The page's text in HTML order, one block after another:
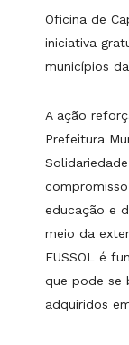
Oficina de
iniciativa
municípios
A ação
Prefeitura
educação e
meio da
FUSSOL é
que pode se
adquiridos